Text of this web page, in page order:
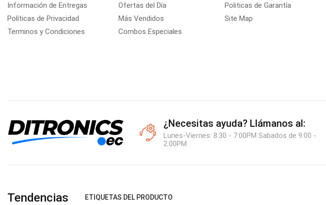
Información de Entregas
Políticas de Privacidad
Terminos y Condiciones
Ofertas del Día
Más Vendidos
Combos Especiales
Politicas de Garantía
Site Map
¿Necesitas ayuda? Llámanos al:
Lunes-Viernes: 8:30 - 7:00PM Sabados de 9:00 -
2:00PM
Tendencias ETIQUETAS DEL PRODUCTO